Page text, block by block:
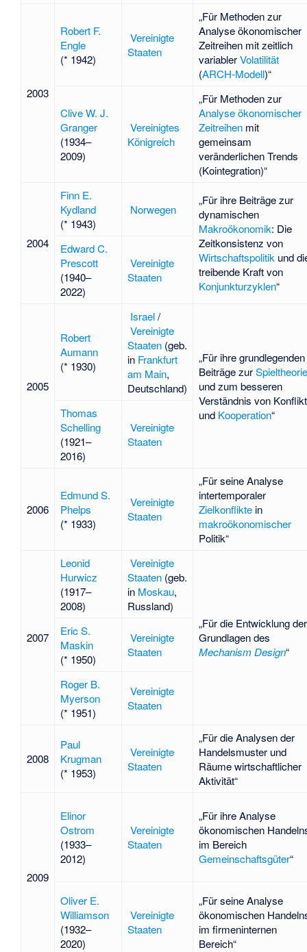
2003
Robert F.
Engle
(* 1942)
Vereinigte
Staaten
„Für Methoden zur
Analyse ökonomischer
Zeitreihen mit zeitlich
variablerVolatilität
(ARCH-Modell)“
Clive W. J.
Granger
(1934–
2009)
Vereinigtes
Königreich
„Für Methoden zur
Analyse ökonomischer
Zeitreihenmit
gemeinsam
veränderlichen Trends
(Kointegration)“
2004
Finn E.
Kydland
(* 1943)
Norwegen
„Für ihre Beiträge zur
dynamischen
Makroökonomik: Die
Zeitkonsistenz von
Wirtschaftspolitik und
treibende Kraft von
Konjunkturzyklen“
Edward C.
Prescott
(1940–
2022)
Vereinigte
Staaten
2005
Robert
Aumann
(* 1930)
Israel/
Vereinigte
Staaten(geb.
in Frankfurt
am Main,
Deutschland)
„Für ihre grundlegenden
Beiträge zurSpieltheorie
und zum besseren
Verständnis von Konflikt
und Kooperation“
Thomas
Schelling
(1921–
2016)
Vereinigte
Staaten
2006
Edmund S.
Phelps
(* 1933)
Vereinigte
Staaten
„Für seine Analyse
intertemporaler
Zielkonfliktein
makroökonomischer
Politik“
2007
Leonid
Hurwicz
(1917–
2008)
Vereinigte
Staaten(geb.
in Moskau,
Russland)
„Für die Entwicklung der
Grundlagen des
Mechanism Design“
Eric S.
Maskin
(* 1950)
Vereinigte
Staaten
Roger B.
Myerson
(* 1951)
Vereinigte
Staaten
2008
Paul
Krugman
(* 1953)
Vereinigte
Staaten
„Für die Analysen der
Handelsmuster und
Räume wirtschaftlicher
Aktivität“
2009
Elinor
Ostrom
(1933–
2012)
Vereinigte
Staaten
„Für ihre Analyse
ökonomischen
im Bereich
Gemeinschaftsgüter“
Oliver E.
Williamson
(1932–
2020)
Vereinigte
Staaten
„Für seine Analyse
ökonomischen
im firmeninternen
Bereich“